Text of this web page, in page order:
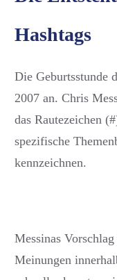
Hashtags
Die Geburtsstunde
2007 an. Chris
das Rautezeichen
spezifische
kennzeichnen.
Messinas
Meinungen